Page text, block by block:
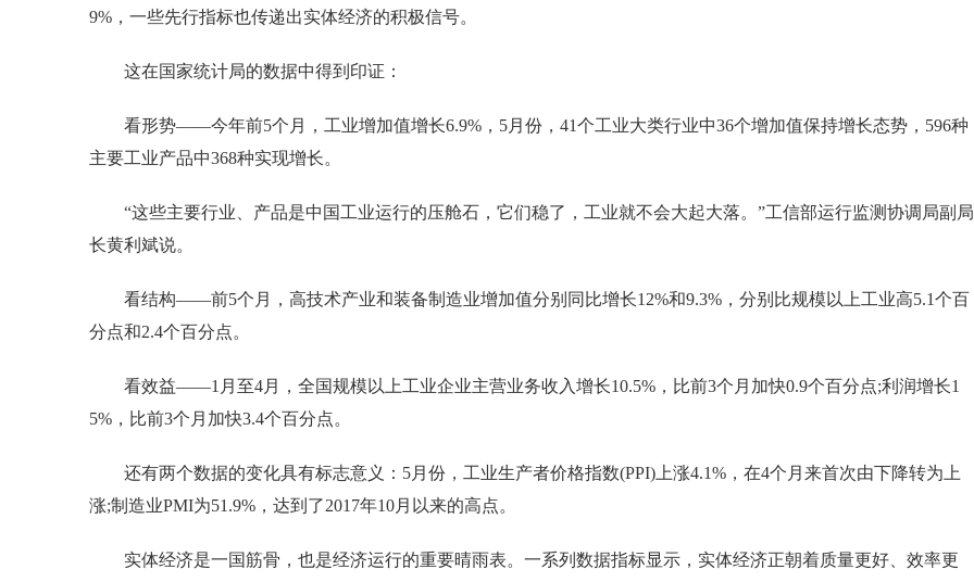
9%，一些先行指标也传递出实体经济的积极信号。
这在国家统计局的数据中得到印证：
看形势——今年前5个月，工业增加值增长6.9%，5月份，41个工业大类行业中36个增加值保持增长态势，596种
主要工业产品中368种实现增长。
“这些主要行业、产品是中国工业运行的压舱石，它们稳了，工业就不会大起大落。”工信部运行监测协调局副局
长黄利斌说。
看结构——前5个月，高技术产业和装备制造业增加值分别同比增长12%和9.3%，分别比规模以上工业高5.1个百
分点和2.4个百分点。
看效益——1月至4月，全国规模以上工业企业主营业务收入增长10.5%，比前3个月加快0.9个百分点;利润增长1
5%，比前3个月加快3.4个百分点。
还有两个数据的变化具有标志意义：5月份，工业生产者价格指数(PPI)上涨4.1%，在4个月来首次由下降转为上
涨;制造业PMI为51.9%，达到了2017年10月以来的高点。
实体经济是一国筋骨，也是经济运行的重要晴雨表。一系列数据指标显示，实体经济正朝着质量更好、效率更